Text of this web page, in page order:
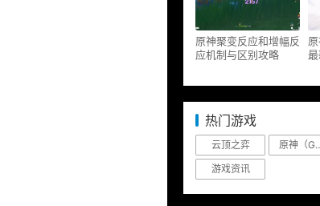
原神聚变反应和增幅反
应机制与区别攻略
热门游戏
云顶之弈 原神（
游戏资讯